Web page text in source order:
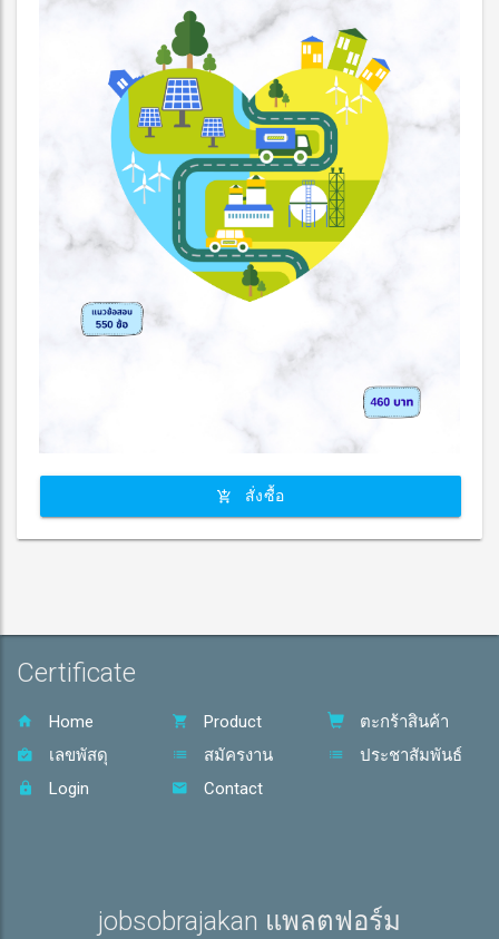
สั่งซื้อ
Certificate
Home Product
ตะกร้าสินค้า
เลขพัสดุ
สมัครงาน
ประชาสัมพันธ์
Login
Contact
jobsobrajakan แพลตฟอร์ม